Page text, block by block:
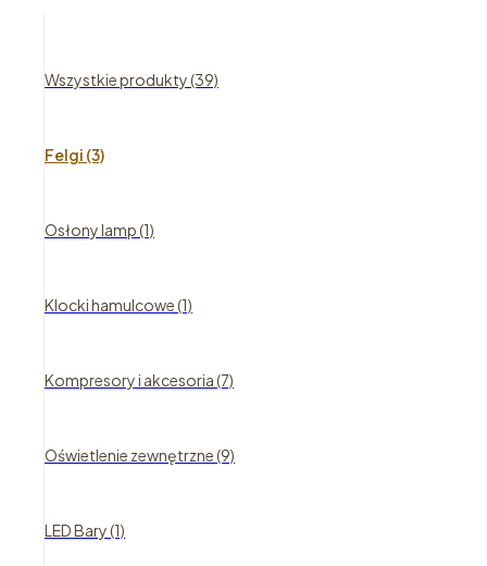
Wszystkie produkty (39)
Felgi (3)
Osłony lamp (1)
Klocki hamulcowe (1)
Kompresory i akcesoria (7)
Oświetlenie zewnętrzne (9)
LED Bary (1)